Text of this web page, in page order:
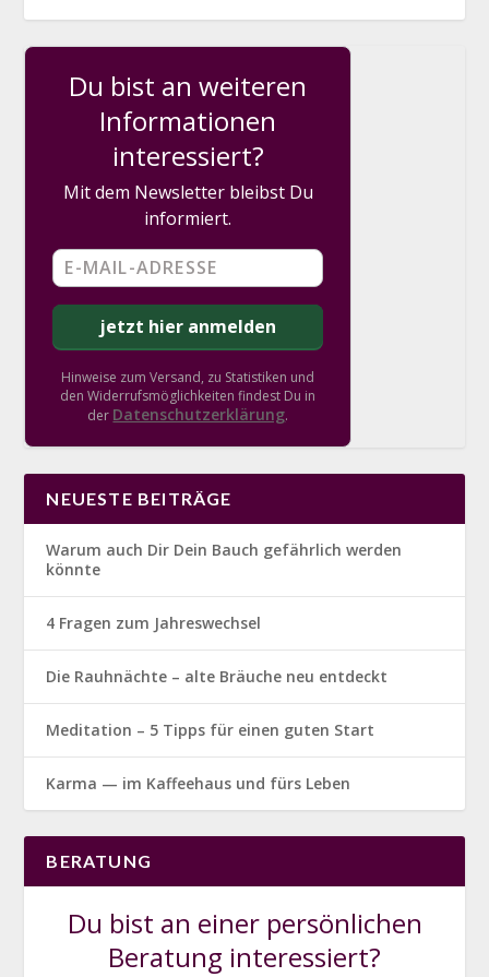
Du bist an weiteren
Informationen
interessiert?
Mit dem Newsletter bleibst Du
informiert.
Hinweise zum Versand, zu Statistiken und
den Widerrufsmöglichkeiten findest Du in
der Datenschutzerklärung.
NEUESTE BEITRÄGE
Warum auch Dir Dein Bauch gefährlich werden
könnte
4 Fragen zum Jahreswechsel
Die Rauhnächte – alte Bräuche neu entdeckt
Meditation – 5 Tipps für einen guten Start
Karma — im Kaffeehaus und fürs Leben
BERATUNG
Du bist an einer persönlichen
Beratung interessiert?